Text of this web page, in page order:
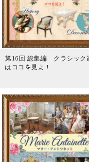
第16回 総集編 クラシック
はココを見よ！